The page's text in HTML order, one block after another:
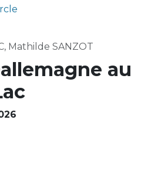
Mathilde SANZOT
au